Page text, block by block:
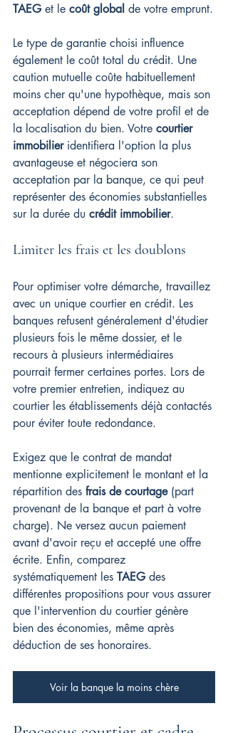
TAEG et le coût global de votre emprunt.
Le type de garantie choisi influence
également le coût total du crédit. Une
caution mutuelle coûte habituellement
moins cher qu'une hypothèque, mais son
acceptation dépend de votre profil et de
la localisation du bien. Votre courtier
immobilier identifiera l'option la plus
avantageuse et négociera son
acceptation par la banque, ce qui peut
représenter des économies substantielles
sur la durée du crédit immobilier.
Limiter les frais et les doublons
Pour optimiser votre démarche, travaillez
avec un unique courtier en crédit. Les
banques refusent généralement d'étudier
plusieurs fois le même dossier, et le
recours à plusieurs intermédiaires
pourrait fermer certaines portes. Lors de
votre premier entretien, indiquez au
courtier les établissements déjà contactés
pour éviter toute redondance.
Exigez que le contrat de mandat
mentionne explicitement le montant et la
répartition des frais de courtage (part
provenant de la banque et part à votre
charge). Ne versez aucun paiement
avant d'avoir reçu et accepté une offre
écrite. Enfin, comparez
systématiquement les TAEG des
différentes propositions pour vous assurer
que l'intervention du courtier génère
bien des économies, même après
déduction de ses honoraires.
Voir la banque la moins chère